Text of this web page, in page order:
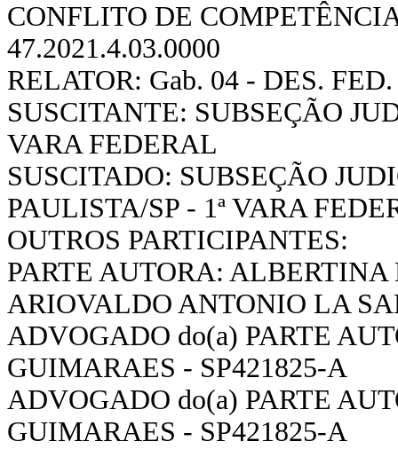
CONFLITO DE
47.2021.4.03.0000
RELATOR: Gab. 04 - DES.
SUSCITANTE: SUBSEÇÃO
VARA FEDERAL
SUSCITADO: SUBSEÇÃO
PAULISTA/SP - 1ª VARA
OUTROS PARTICIPANTES:
PARTE AUTORA:
ARIOVALDO ANTONIO LA
ADVOGADO do(a) PARTE
GUIMARAES - SP421825-A
ADVOGADO do(a) PARTE
GUIMARAES - SP421825-A